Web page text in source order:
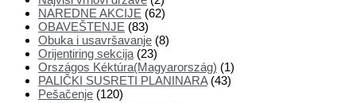
NAREDNE AKCIJE (62)
OBAVEŠTENJE (83)
Obuka i usavršavanje (8)
Orijentiring sekcija (23)
Országos Kéktúra(Magyarország) (1)
PALIČKI SUSRETI PLANINARA(43)
Pešačenje (120)